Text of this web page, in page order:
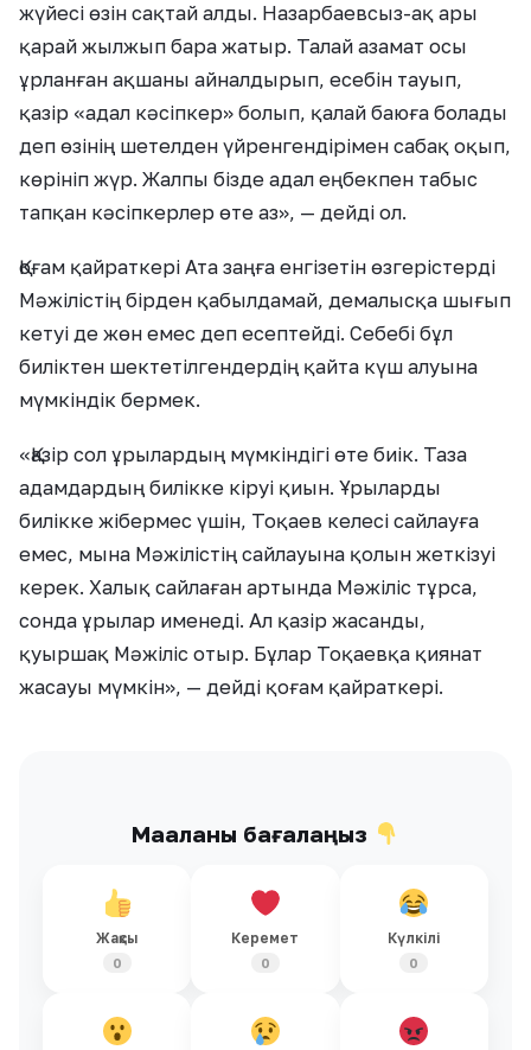
жүйесі өзін сақтай алды. Назарбаевсыз-ақ ары
қарай жылжып бара жатыр. Талай азамат осы
ұрланған ақшаны айналдырып, есебін тауып,
қазір «адал кәсіпкер» болып, қалай баюға болады
деп өзінің шетелден үйренгендірімен сабақ оқып,
көрініп жүр. Жалпы бізде адал еңбекпен табыс
тапқан кәсіпкерлер өте аз», — дейді ол.
Қоғам қайраткері Ата заңға енгізетін өзгерістерді
Мәжілістің бірден қабылдамай, демалысқа шығып
кетуі де жөн емес деп есептейді. Себебі бұл
биліктен шектетілгендердің қайта күш алуына
мүмкіндік бермек.
«Қазір сол ұрылардың мүмкіндігі өте биік. Таза
адамдардың билікке кіруі қиын. Ұрыларды
билікке жібермес үшін, Тоқаев келесі сайлауға
емес, мына Мәжілістің сайлауына қолын жеткізуі
керек. Халық сайлаған артында Мәжіліс тұрса,
сонда ұрылар именеді. Ал қазір жасанды,
қуыршақ Мәжіліс отыр. Бұлар Тоқаевқа қиянат
жасауы мүмкін», — дейді қоғам қайраткері.
Мақаланы бағалаңыз
Жақсы
0
Керемет
0
Күлкілі
0